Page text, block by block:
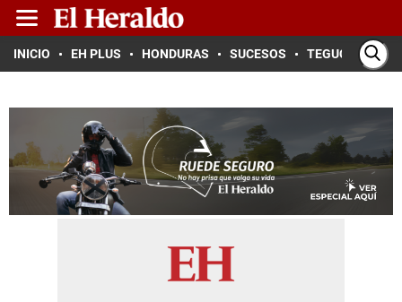
INICIO EH PLUS HONDURAS SUCESOS TEGUCIGALPA